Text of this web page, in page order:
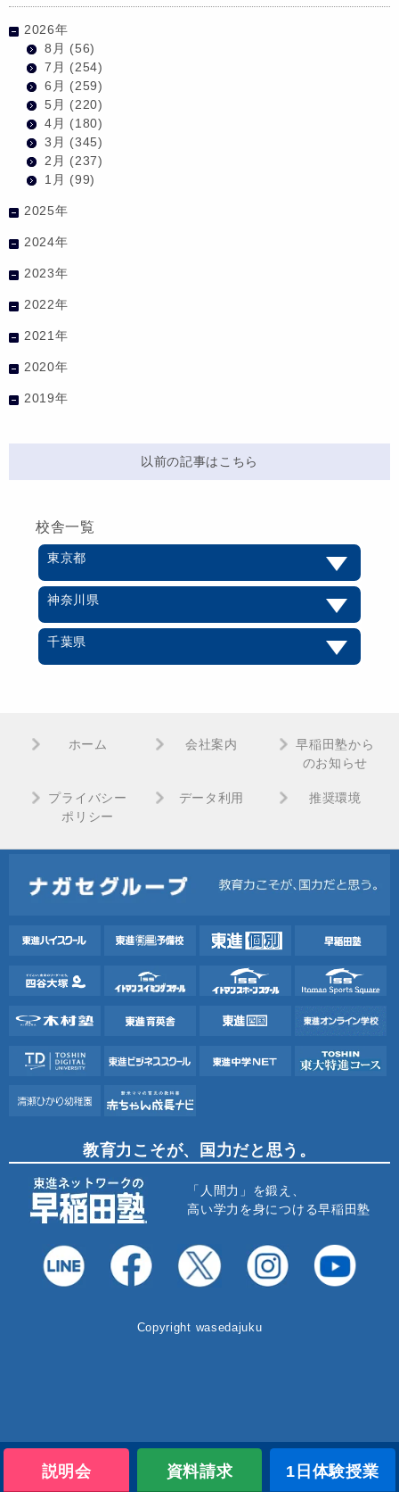
2026年
8月 (56)
7月 (254)
6月 (259)
5月 (220)
4月 (180)
3月 (345)
2月 (237)
1月 (99)
2025年
2024年
2023年
2022年
2021年
2020年
2019年
以前の記事はこちら
校舎一覧
東京都
神奈川県
千葉県
ホーム 会社案内
早稲田塾から
のお知らせ
プライバシー
ポリシー
データ利用 推奨環境
教育力こそが、国力だと思う。
「人間力」を鍛え、
高い学力を身につける早稲田塾
Copyright wasedajuku
説明会 資料請求 1日体験授業